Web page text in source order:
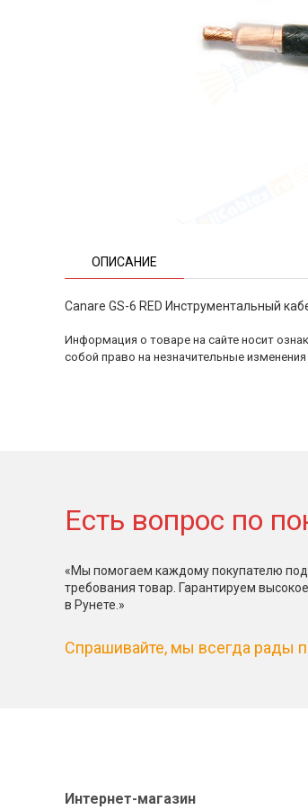
ОПИСАНИЕ
Canare GS-6 RED Инструментальный
Информация о товаре на сайте носит
собой право на незначительные
Есть вопрос по
«Мы помогаем каждому покупателю
требования товар. Гарантируем
в Рунете.»
Спрашивайте, мы всегда рады
Интернет-магазин